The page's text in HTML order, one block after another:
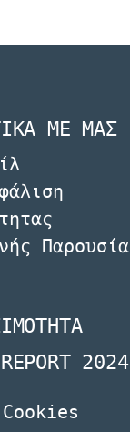
ΜΕ ΜΑΣ
Παρουσία
2024